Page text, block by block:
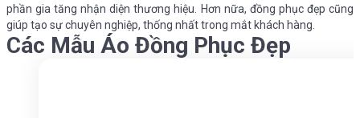
phần gia tăng nhận diện thương hiệu. Hơn nữa, đồng phục đẹp cũng
giúp tạo sự chuyên nghiệp, thống nhất trong mắt khách hàng.
Các Mẫu Áo Đồng Phục Đẹp